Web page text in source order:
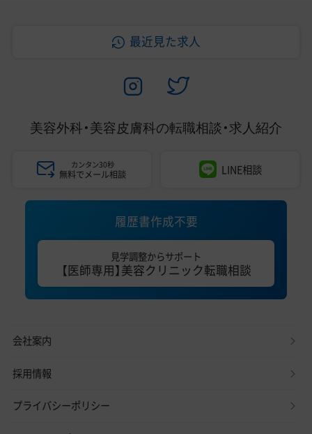
最近見た求人
美容外科・美容皮膚科の転職相談・求人紹介
カンタン30秒
無料でメール相談 LINE相談
履歴書作成不要
見学調整からサポート
【医師専用】美容クリニック転職相談
会社案内
採用情報
プライバシーポリシー